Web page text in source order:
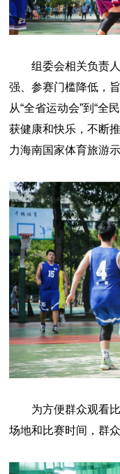
组委会相关负责人
强、参赛门槛降低，
从“全省运动会”到“全
获健康和快乐，不断
力海南国家体育旅游
为方便群众观看比
场地和比赛时间，群